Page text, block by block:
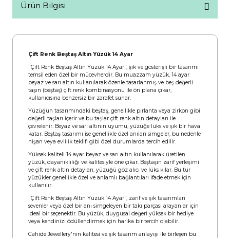
Ürün Bilgisi
Çift Renk Beştaş Altın Yüzük 14 Ayar
"Çift Renk Beştaş Altın Yüzük 14 Ayar", şık ve gösterişli bir tasarımı
temsil eden özel bir mücevherdir. Bu muazzam yüzük, 14 ayar
beyaz ve sarı altın kullanılarak özenle tasarlanmış ve beş değerli
taşın (beştaş) çift renk kombinasyonu ile ön plana çıkar,
kullanıcısına benzersiz bir zarafet sunar.
Yüzüğün tasarımındaki beştaş, genellikle pırlanta veya zirkon gibi
değerli taşları içerir ve bu taşlar çift renk altın detayları ile
çevrelenir. Beyaz ve sarı altının uyumu, yüzüğe lüks ve şık bir hava
katar. Beştaş tasarımı ise genellikle özel anıları simgeler, bu nedenle
nişan veya evlilik teklifi gibi özel durumlarda tercih edilir.
Yüksek kaliteli 14 ayar beyaz ve sarı altın kullanılarak üretilen
yüzük, dayanıklılığı ve kalitesiyle öne çıkar. Beştaşın zarif yerleşimi
ve çift renk altın detayları, yüzüğü göz alıcı ve lüks kılar. Bu tür
yüzükler genellikle özel ve anlamlı bağlantıları ifade etmek için
kullanılır.
"Çift Renk Beştaş Altın Yüzük 14 Ayar", zarif ve şık tasarımları
sevenler veya özel bir anı simgeleyen bir takı parçası arayanlar için
ideal bir seçenektir. Bu yüzük, duygusal değeri yüksek bir hediye
veya kendinizi ödüllendirmek için harika bir tercih olabilir.
Cahide Jewellery'nin kalitesi ve şık tasarım anlayışı ile birleşen bu